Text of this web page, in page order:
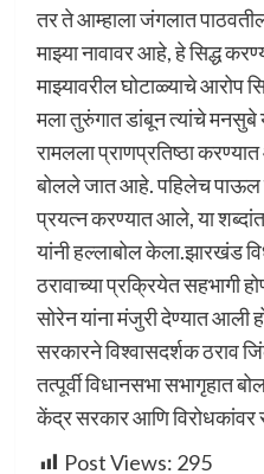
तर ते आम्हाला जंगलात
माझ्या नावावर आहे, हे सिद्ध
माझ्यावरील घोटाळ्याचे आरोप
मला तुरुंगात डांबून त्यांचे
रामलला प्राणप्रतिष्ठा
बोलले जात आहे. पहिलेच पाऊल
प्रयत्न करण्यात आले, या
यांनी हल्लाबोल केला.झारखंड
ठरावाच्या प्रक्रियेत सहभागी
सोरेन यांना मंजुरी देण्यात आली
सरकारने विश्वासदर्शक ठराव
तत्पूर्वी विधानसभा सभागृहात
केंद्र सरकार आणि
Post Views: 295